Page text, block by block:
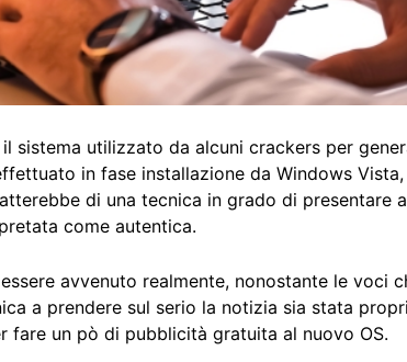
sistema utilizzato da alcuni crackers per
in fase installazione da Windows Vista,
di una tecnica in grado di presentare
come autentica.
avvenuto realmente, nonostante le voci
a prendere sul serio la notizia sia stata
fare un pò di pubblicità gratuita al nuovo OS.